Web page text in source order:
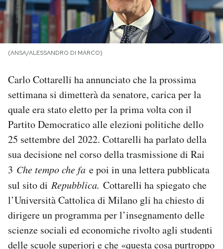
NEWSLETTER
I MIEI PREFERITI
CALENDARIO
AREA PERSONALE
Area Personale
Newsletter
Notifiche mobile
Regala il Post
(ANSA/ALESSANDRO DI MARCO)
Carlo Cottarelli ha annunciato che la prossima
settimana si dimetterà da senatore, carica per la
quale era stato eletto per la prima volta con il
Partito Democratico alle elezioni politiche dello
25 settembre del 2022. Cottarelli ha parlato della
sua decisione nel corso della trasmissione di Rai
3 Che tempo che fa e poi in una lettera pubblicata
sul sito di Repubblica. Cottarelli ha spiegato che
l’Università Cattolica di Milano gli ha chiesto di
dirigere un programma per l’insegnamento delle
scienze sociali ed economiche rivolto agli studenti
delle scuole superiori e che «questa cosa purtroppo